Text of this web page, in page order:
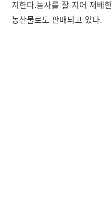
지한다.농사를 잘 지어 재배
농산물로도 판매되고 있다.